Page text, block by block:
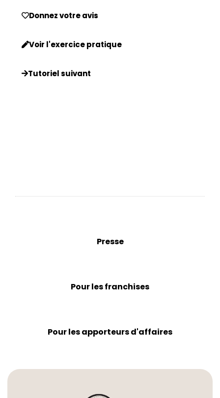
Donnez votre avis
Voir l'exercice pratique
Tutoriel suivant
Presse
Pour les franchises
Pour les apporteurs d'affaires